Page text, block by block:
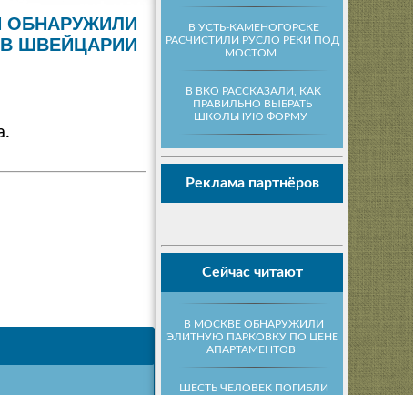
В УСТЬ-КАМЕНОГОРСКЕ
РАСЧИСТИЛИ РУСЛО РЕКИ ПОД
МОСТОМ
В ВКО РАССКАЗАЛИ, КАК
ПРАВИЛЬНО ВЫБРАТЬ
ШКОЛЬНУЮ ФОРМУ
Реклама партнёров
Сейчас читают
В МОСКВЕ ОБНАРУЖИЛИ
ЭЛИТНУЮ ПАРКОВКУ ПО ЦЕНЕ
АПАРТАМЕНТОВ
ШЕСТЬ ЧЕЛОВЕК ПОГИБЛИ
ОБНАРУЖИЛИ
В ШВЕЙЦАРИИ